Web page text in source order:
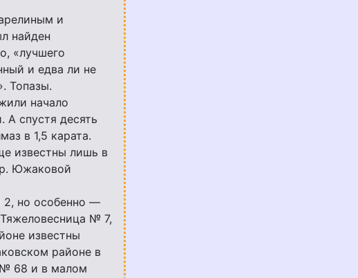
и
найден
«лучшего
и едва ли не
Топазы.
начало
спустя десять
в 1,5 карата.
известны лишь в
Южаковой
2, но особенно —
№ 7,
известны
районе в
№ 68 и в малом